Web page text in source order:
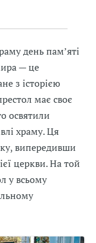
день пам’яті
— це
з історією
має своє
освятили
храму. Ця
випередивши
церкви. На той
у всьому